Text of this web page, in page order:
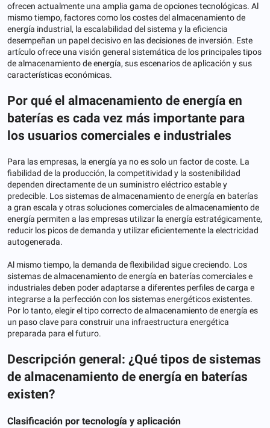
ofrecen actualmente una amplia gama de opciones tecnológicas. Al
mismo tiempo, factores como los costes del almacenamiento de
energía industrial, la escalabilidad del sistema y la eficiencia
desempeñan un papel decisivo en las decisiones de inversión. Este
artículo ofrece una visión general sistemática de los principales tipos
de almacenamiento de energía, sus escenarios de aplicación y sus
características económicas.
Por qué el almacenamiento de energía en
baterías es cada vez más importante para
los usuarios comerciales e industriales
Para las empresas, la energía ya no es solo un factor de coste. La
fiabilidad de la producción, la competitividad y la sostenibilidad
dependen directamente de un suministro eléctrico estable y
predecible. Los sistemas de almacenamiento de energía en baterías
a gran escala y otras soluciones comerciales de almacenamiento de
energía permiten a las empresas utilizar la energía estratégicamente,
reducir los picos de demanda y utilizar eficientemente la electricidad
autogenerada.
Al mismo tiempo, la demanda de flexibilidad sigue creciendo. Los
sistemas de almacenamiento de energía en baterías comerciales e
industriales deben poder adaptarse a diferentes perfiles de carga e
integrarse a la perfección con los sistemas energéticos existentes.
Por lo tanto, elegir el tipo correcto de almacenamiento de energía es
un paso clave para construir una infraestructura energética
preparada para el futuro.
Descripción general: ¿Qué tipos de sistemas
de almacenamiento de energía en baterías
existen?
Clasificación por tecnología y aplicación